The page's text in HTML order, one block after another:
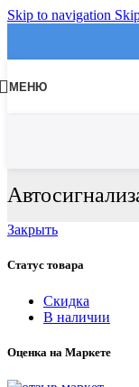
Skip to navigation
МЕНЮ
Закрыть
Статус товара
Скидка
В наличии
Оценка на Маркете